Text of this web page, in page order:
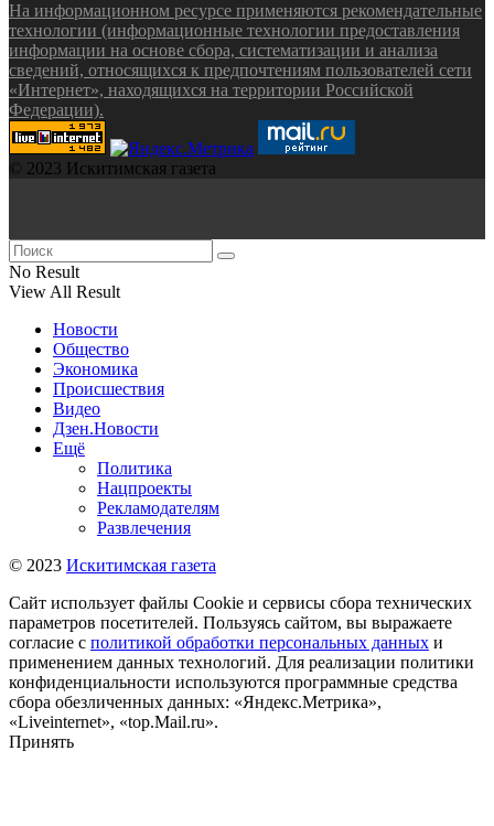
На информационном ресурсе применяются рекомендательные
технологии (информационные технологии предоставления
информации на основе сбора, систематизации и анализа
сведений, относящихся к предпочтениям пользователей сети
«Интернет», находящихся на территории Российской
Федерации).
© 2023 Искитимская газета
No Result
View All Result
Новости
Общество
Экономика
Происшествия
Видео
Дзен.Новости
Ещё
Политика
Нацпроекты
Рекламодателям
Развлечения
© 2023 Искитимская газета
Сайт использует файлы Cookie и сервисы сбора технических
параметров посетителей. Пользуясь сайтом, вы выражаете
согласие с политикой обработки персональных данных и
применением данных технологий. Для реализации политики
конфиденциальности используются программные средства
сбора обезличенных данных: «Яндекс.Метрика»,
«Liveinternet», «top.Mail.ru».
Принять